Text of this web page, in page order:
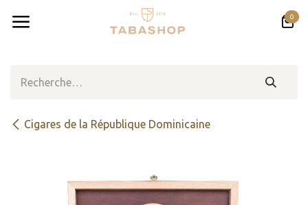
0
Cigares de la République Dominicaine